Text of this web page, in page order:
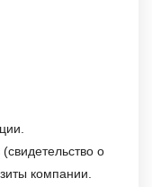
о
компании.